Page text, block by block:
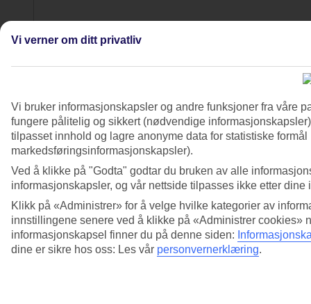
4/7
Vi verner om ditt privatliv
Vi bruker informasjonskapsler og andre funksjoner fra våre
fungere pålitelig og sikkert (nødvendige
tilpasset innhold og lagre anonyme data for statistiske
markedsføringsinformasjonskapsler).
Ved å klikke på "Godta" godtar du bruken av alle
informasjonskapsler, og vår nettside tilpasses ikke etter dine
Klikk på «Administrer» for å velge hvilke kategorier av
innstillingene senere ved å klikke på «Administrer cookies»
informasjonskapsel finner du på denne siden:
dine er sikre hos oss: Les vår personvernerklæring.